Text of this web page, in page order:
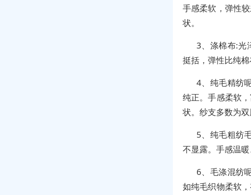
手感柔软，弹性
状。
3、涤棉布:光
挺括，弹性比纯
4、纯毛精纺
纯正。手感柔软
状。纱支多数为双
5、纯毛粗纺
不显露。手感温
6、毛涤混纺
如纯毛织物柔软